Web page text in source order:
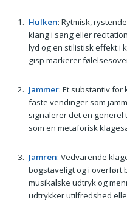
Hulken: Rytmisk,
klang i sang eller
lyd og en stilistisk effekt i
gisp markerer
Jammer: Et substantiv for
faste vendinger som
signalerer det en
som en metaforisk
Jamren: Vedvarende
bogstaveligt og i overført
musikalske udtryk og
udtrykker utilfredshed